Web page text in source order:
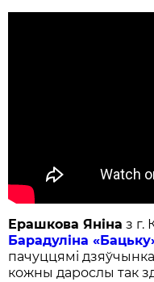
Ерашкова Яніна з г.
Барадуліна
пачуццямі
кожны дарослы так